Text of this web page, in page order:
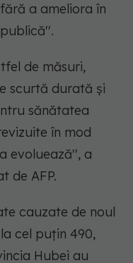
a ameliora în
de măsuri,
scurtă durată şi
sănătatea
în mod
evoluează'', a
de AFP.
cauzate de noul
cel puţin 490,
Hubei au